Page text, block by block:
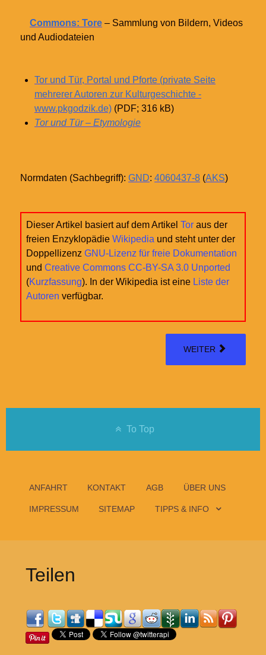
Commons: Tore – Sammlung von Bildern, Videos
und Audiodateien
Tor und Tür, Portal und Pforte (private Seite
mehrerer Autoren zur Kulturgeschichte -
www.pkgodzik.de) (PDF; 316 kB)
Tor und Tür – Etymologie
Normdaten (Sachbegriff): GND: 4060437-8 (AKS)
Dieser Artikel basiert auf dem Artikel Tor aus der
freien Enzyklopädie Wikipedia und steht unter der
Doppellizenz GNU-Lizenz für freie Dokumentation
und Creative Commons CC-BY-SA 3.0 Unported
(Kurzfassung). In der Wikipedia ist eine Liste der
Autoren verfügbar.
WEITER
To Top
ANFAHRT KONTAKT AGB ÜBER UNS
IMPRESSUM SITEMAP TIPPS & INFO
Teilen